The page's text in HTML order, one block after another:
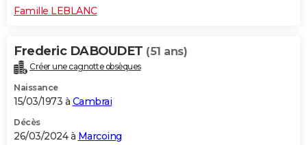
Famille LEBLANC
Frederic DABOUDET (51 ans)
Créer une cagnotte obsèques
Naissance
15/03/1973 à Cambrai
Décès
26/03/2024 à Marcoing